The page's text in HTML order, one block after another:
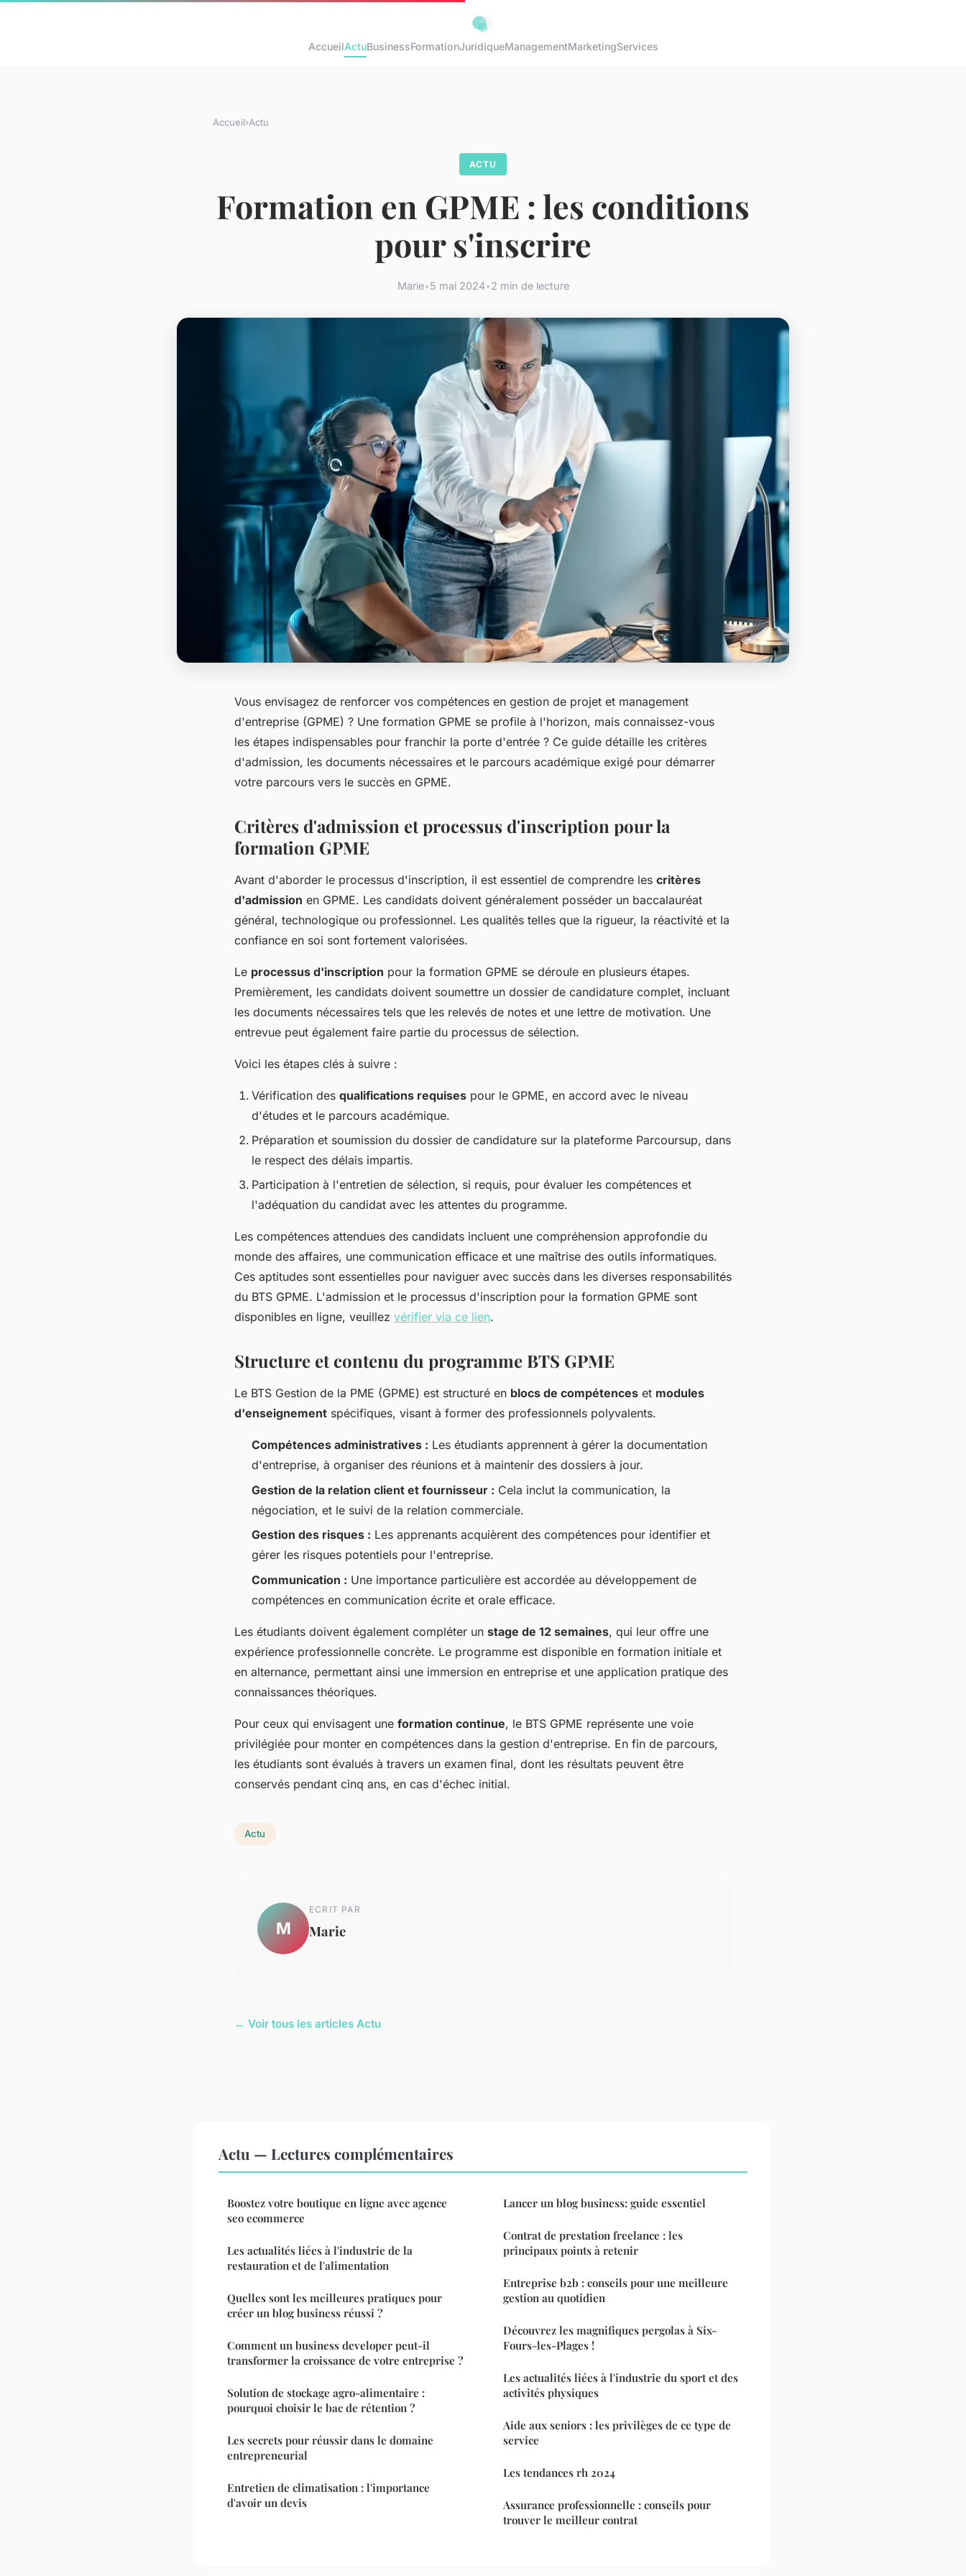
AccueilActuBusinessFormationJuridiqueManagementMarketingServices
Accueil›Actu
ACTU
Formation en GPME : les conditions
pour s'inscrire
Marie•5 mai 2024•2 min de lecture
Vous envisagez de renforcer vos compétences en gestion de projet et management
d'entreprise (GPME) ? Une formation GPME se profile à l'horizon, mais connaissez-vous
les étapes indispensables pour franchir la porte d'entrée ? Ce guide détaille les critères
d'admission, les documents nécessaires et le parcours académique exigé pour démarrer
votre parcours vers le succès en GPME.
Critères d'admission et processus d'inscription pour la
formation GPME
Avant d'aborder le processus d'inscription, il est essentiel de comprendre les critères
d'admission en GPME. Les candidats doivent généralement posséder un baccalauréat
général, technologique ou professionnel. Les qualités telles que la rigueur, la réactivité et la
confiance en soi sont fortement valorisées.
Le processus d'inscription pour la formation GPME se déroule en plusieurs étapes.
Premièrement, les candidats doivent soumettre un dossier de candidature complet, incluant
les documents nécessaires tels que les relevés de notes et une lettre de motivation. Une
entrevue peut également faire partie du processus de sélection.
Voici les étapes clés à suivre :
Vérification des qualifications requises pour le GPME, en accord avec le niveau
d'études et le parcours académique.
Préparation et soumission du dossier de candidature sur la plateforme Parcoursup, dans
le respect des délais impartis.
Participation à l'entretien de sélection, si requis, pour évaluer les compétences et
l'adéquation du candidat avec les attentes du programme.
Les compétences attendues des candidats incluent une compréhension approfondie du
monde des affaires, une communication efficace et une maîtrise des outils informatiques.
Ces aptitudes sont essentielles pour naviguer avec succès dans les diverses responsabilités
du BTS GPME. L'admission et le processus d'inscription pour la formation GPME sont
disponibles en ligne, veuillez vérifier via ce lien.
Structure et contenu du programme BTS GPME
Le BTS Gestion de la PME (GPME) est structuré en blocs de compétences et modules
d'enseignement spécifiques, visant à former des professionnels polyvalents.
Compétences administratives : Les étudiants apprennent à gérer la documentation
d'entreprise, à organiser des réunions et à maintenir des dossiers à jour.
Gestion de la relation client et fournisseur : Cela inclut la communication, la
négociation, et le suivi de la relation commerciale.
Gestion des risques : Les apprenants acquièrent des compétences pour identifier et
gérer les risques potentiels pour l'entreprise.
Communication : Une importance particulière est accordée au développement de
compétences en communication écrite et orale efficace.
Les étudiants doivent également compléter un stage de 12 semaines, qui leur offre une
expérience professionnelle concrète. Le programme est disponible en formation initiale et
en alternance, permettant ainsi une immersion en entreprise et une application pratique des
connaissances théoriques.
Pour ceux qui envisagent une formation continue, le BTS GPME représente une voie
privilégiée pour monter en compétences dans la gestion d'entreprise. En fin de parcours,
les étudiants sont évalués à travers un examen final, dont les résultats peuvent être
conservés pendant cinq ans, en cas d'échec initial.
Actu
M
ECRIT PAR
Marie
← Voir tous les articles Actu
Actu — Lectures complémentaires
Boostez votre boutique en ligne avec agence
seo ecommerce
Les actualités liées à l'industrie de la
restauration et de l'alimentation
Quelles sont les meilleures pratiques pour
créer un blog business réussi ?
Comment un business developer peut-il
transformer la croissance de votre entreprise ?
Solution de stockage agro-alimentaire :
pourquoi choisir le bac de rétention ?
Les secrets pour réussir dans le domaine
entrepreneurial
Entretien de climatisation : l'importance
d'avoir un devis
Lancer un blog business: guide essentiel
Contrat de prestation freelance : les
principaux points à retenir
Entreprise b2b : conseils pour une meilleure
gestion au quotidien
Découvrez les magnifiques pergolas à Six-
Fours-les-Plages !
Les actualités liées à l'industrie du sport et des
activités physiques
Aide aux seniors : les privilèges de ce type de
service
Les tendances rh 2024
Assurance professionnelle : conseils pour
trouver le meilleur contrat